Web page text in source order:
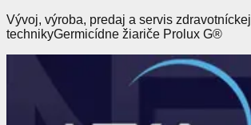
Vývoj, výroba, predaj a servis zdravotníckej
technikyGermicídne žiariče Prolux G®